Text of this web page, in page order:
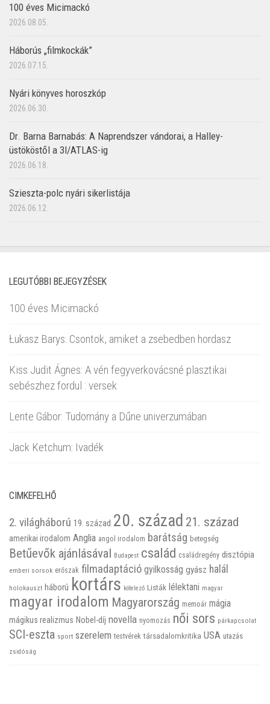
100 éves Micimackó
2026.08.05.
Háborús „filmkockák”
2026.07.15.
Nyári könyves horoszkóp
2026.06.30.
Dr. Barna Barnabás: A Naprendszer vándorai, a Halley-
üstököstől a 3I/ATLAS-ig
2026.06.18.
Szieszta-polc nyári sikerlistája
2026.06.12.
LEGUTÓBBI BEJEGYZÉSEK
100 éves Micimackó
Łukasz Barys: Csontok, amiket a zsebedben hordasz
Kiss Judit Ágnes: A vén fegyverkovácsné plasztikai
sebészhez fordul : versek
Lente Gábor: Tudomány a Dűne univerzumában
Jack Ketchum: Ivadék
CIMKEFELHŐ
2. világháború 19. század 20. század 21. század
amerikai irodalom Anglia angol irodalom barátság betegség
Betűevők ajánlásával Budapest család családregény disztópia
emberi sorsok erőszak filmadaptáció gyilkosság gyász halál
holokauszt háború kortárs kötelező Listák lélektani magyar
magyar irodalom Magyarország memoár mágia
mágikus realizmus Nobel-díj novella nyomozás női sors párkapcsolat
SCI-eszta sport szerelem testvérek társadalomkritika USA utazás
zsidóság